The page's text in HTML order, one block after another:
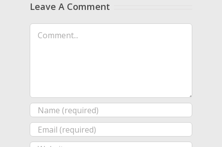
Leave A Comment
Comment